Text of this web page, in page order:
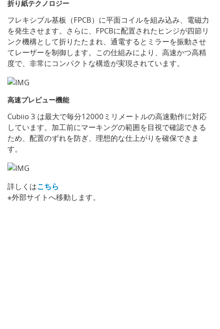
折り紙テクノロジー
フレキシブル基板（FPCB）に平面コイルを組み込み、電磁力
を発生させます。さらに、FPCBに配置されたヒンジが四節リ
ンク機構として折りたたまれ、通電するとミラーを振動させ
てレーザーを制御します。この仕組みにより、高速かつ高精
度で、非常にコンパクトな構造が実現されています。
高速プレビュー機能
Cubiio 3 は最大で毎分12000ミリメートルの高速動作に対応
しています。加工前にマーキングの範囲を目視で確認できる
ため、配置のずれを防ぎ、理想的な仕上がりを確保できま
す。
詳しくはこちら
※外部サイトへ移動します。